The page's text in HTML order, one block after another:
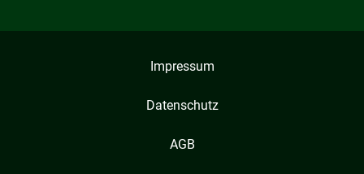
Impressum
Datenschutz
AGB